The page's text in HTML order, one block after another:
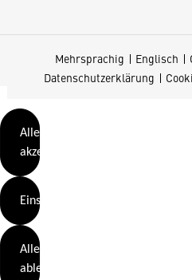
Mehrsprachig Englisch
Datenschutzerklärung
w
d
t
Alle
akzeptieren
Einstellungen
Alle
ablehnen